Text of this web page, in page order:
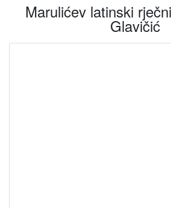
Marulićev latinski
Glavičić